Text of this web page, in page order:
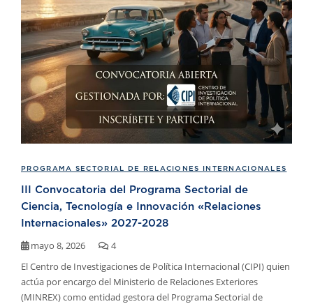
PROGRAMA SECTORIAL DE RELACIONES INTERNACIONALES
III Convocatoria del Programa Sectorial de
Ciencia, Tecnología e Innovación «Relaciones
Internacionales» 2027-2028
mayo 8, 2026
4
El Centro de Investigaciones de Política Internacional (CIPI) quien
actúa por encargo del Ministerio de Relaciones Exteriores
(MINREX) como entidad gestora del Programa Sectorial de